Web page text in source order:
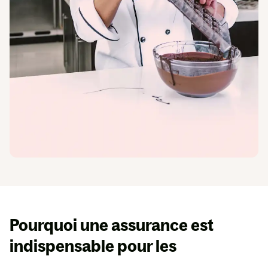
En savoirplus
Espace presse
Pourquoi uneassurance est
indispensablepour les